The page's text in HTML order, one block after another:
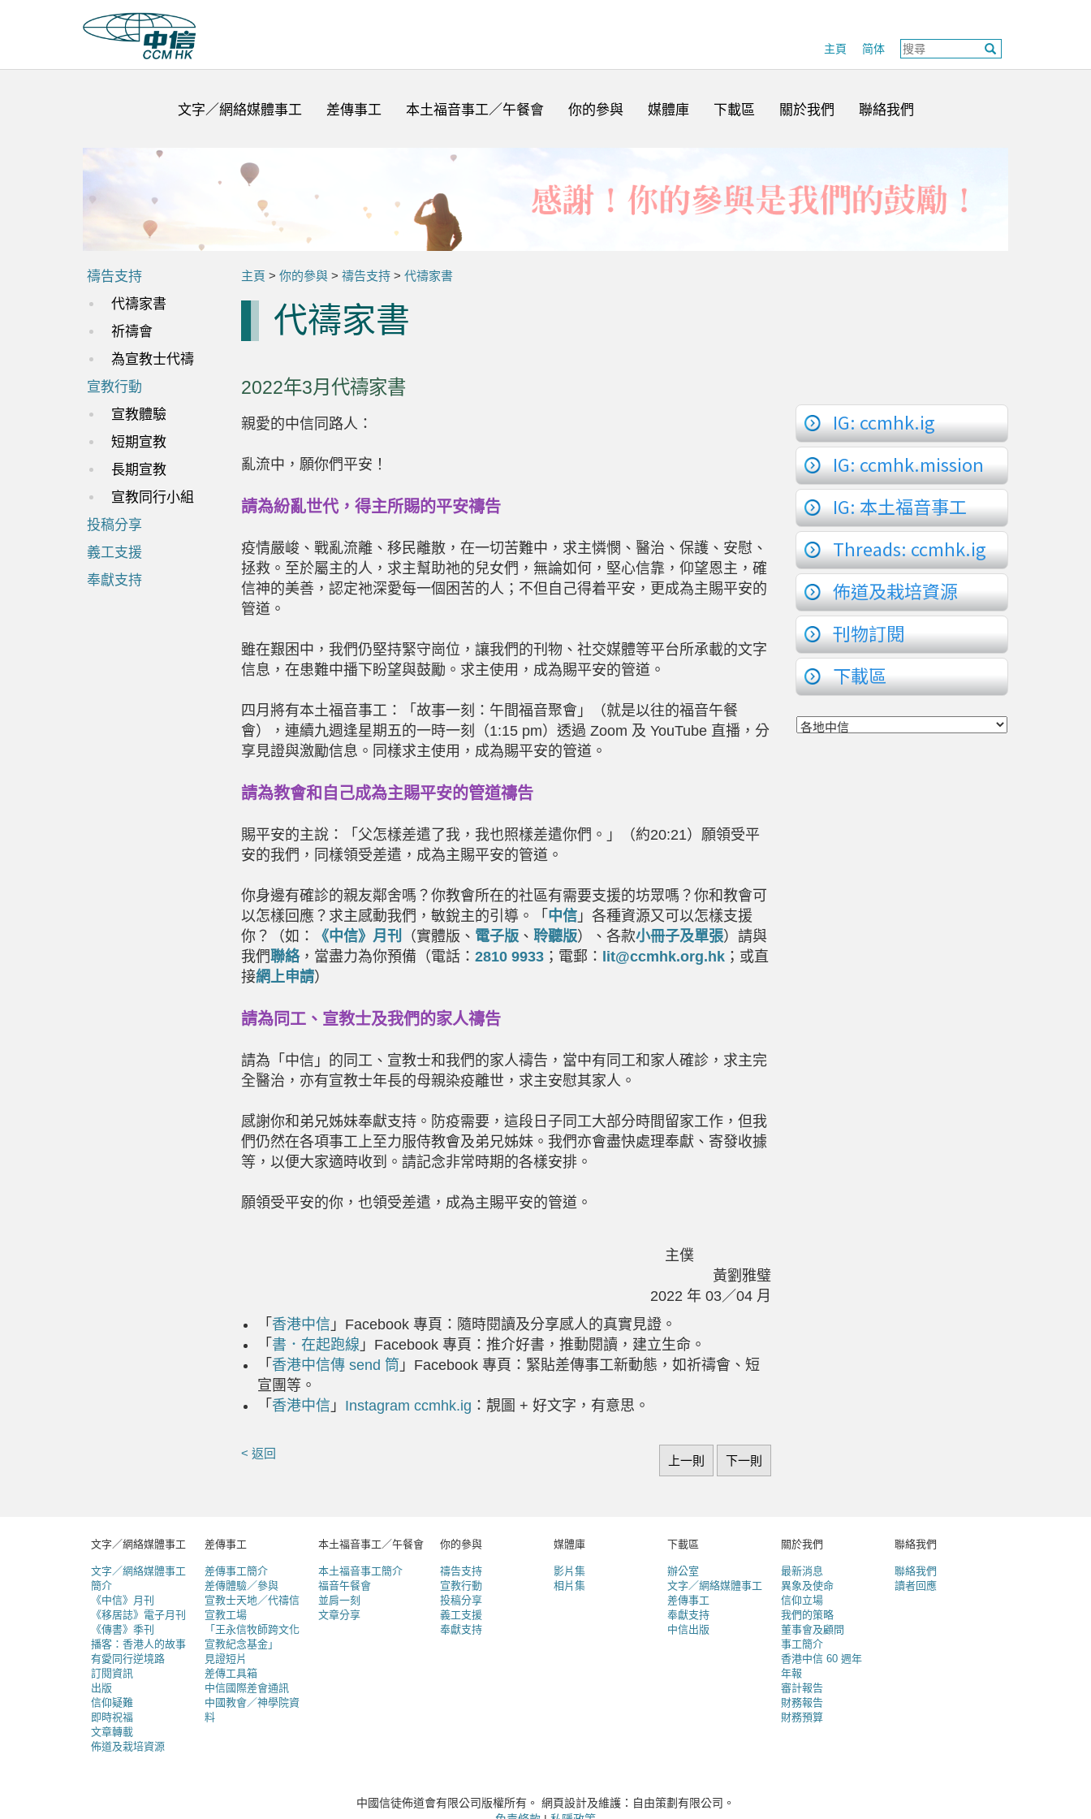
主頁 简体
文字／網絡媒體事工 差傳事工 本土福音事工／午餐會 你的參與 媒體庫 下載區 關於我們 聯絡我們
禱告支持
代禱家書
祈禱會
為宣教士代禱
宣教行動
宣教體驗
短期宣教
長期宣教
宣教同行小組
投稿分享
義工支援
奉獻支持
主頁 > 你的參與 > 禱告支持 > 代禱家書
代禱家書
2022年3月代禱家書
親愛的中信同路人：
亂流中，願你們平安！
請為紛亂世代，得主所賜的平安禱告
疫情嚴峻、戰亂流離、移民離散，在一切苦難中，求主憐憫、醫治、保護、安慰、
拯救。至於屬主的人，求主幫助祂的兒女們，無論如何，堅心信靠，仰望恩主，確
信神的美善，認定祂深愛每一個困苦的人；不但自己得着平安，更成為主賜平安的
管道。
雖在艱困中，我們仍堅持緊守崗位，讓我們的刊物、社交媒體等平台所承載的文字
信息，在患難中播下盼望與鼓勵。求主使用，成為賜平安的管道。
四月將有本土福音事工：「故事一刻：午間福音聚會」（就是以往的福音午餐
會），連續九週逢星期五的一時一刻（1:15 pm）透過 Zoom 及 YouTube 直播，分
享見證與激勵信息。同樣求主使用，成為賜平安的管道。
請為教會和自己成為主賜平安的管道禱告
賜平安的主說：「父怎樣差遣了我，我也照樣差遣你們。」（約20:21）願領受平
安的我們，同樣領受差遣，成為主賜平安的管道。
你身邊有確診的親友鄰舍嗎？你教會所在的社區有需要支援的坊眾嗎？你和教會可
以怎樣回應？求主感動我們，敏銳主的引導。「 中信 」各種資源又可以怎樣支援
你？（如：
《中信》月刊 （實體版、 電子版 、 聆聽版）、各款小冊子及單張）請與
我們聯絡，當盡力為你預備（電話： 2810 9933 ；電郵： lit@ccmhk.org.hk ；或直
接網上申請）
請為同工、宣教士及我們的家人禱告
請為「中信」的同工、宣教士和我們的家人禱告，當中有同工和家人確診，求主完
全醫治，亦有宣教士年長的母親染疫離世，求主安慰其家人。
感謝你和弟兄姊妹奉獻支持。防疫需要，這段日子同工大部分時間留家工作，但我
們仍然在各項事工上至力服侍教會及弟兄姊妹。我們亦會盡快處理奉獻、寄發收據
等，以便大家適時收到。請記念非常時期的各樣安排。
願領受平安的你，也領受差遣，成為主賜平安的管道。
主僕
黃劉雅璧
2022 年 03／04月
「 香港中信 」 Facebook 專頁：隨時閱讀及分享感人的真實見證。
「 書．在起跑線 」 Facebook 專頁：推介好書，推動閱讀，建立生命。
「 香港中信傳 send 筒 」 Facebook 專頁：緊貼差傳事工新動態，如祈禱會、短
宣團等。
「 香港中信 」 Instagram ccmhk.ig ：靚圖 + 好文字，有意思。
< 返回
上一則 下一則
IG: ccmhk.ig
IG: ccmhk.mission
IG: 本土福音事工
Threads: ccmhk.ig
佈道及栽培資源
刊物訂閱
下載區
文字／網絡媒體事工
文字／網絡媒體事工
簡介
《中信》月刊
《移居誌》電子月刊
《傳書》季刊
播客：香港人的故事
有愛同行逆境路
訂閱資訊
出版
信仰疑難
即時祝福
文章轉載
佈道及栽培資源
差傳事工
差傳事工簡介
差傳體驗／參與
宣教士天地／代禱信
宣教工場
「王永信牧師跨文化
宣教紀念基金」
見證短片
差傳工具箱
中信國際差會通訊
中國教會／神學院資
料
本土福音事工／午餐會
本土福音事工簡介
福音午餐會
並肩一刻
文章分享
你的參與
禱告支持
宣教行動
投稿分享
義工支援
奉獻支持
媒體庫
影片集
相片集
下載區
辦公室
文字／網絡媒體事工
差傳事工
奉獻支持
中信出版
關於我們
最新消息
異象及使命
信仰立場
我們的策略
董事會及顧問
事工簡介
香港中信 60 週年
年報
審計報告
財務報告
財務預算
聯絡我們
聯絡我們
讀者回應
中國信徒佈道會有限公司版權所有。 網頁設計及維護：自由策劃有限公司。